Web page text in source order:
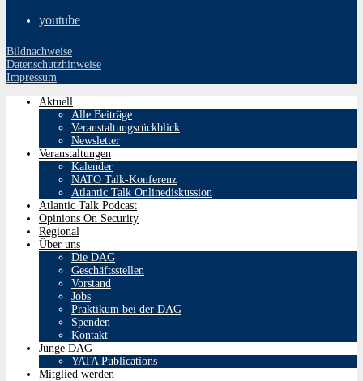
youtube
Bildnachweise
Datenschutzhinweise
Impressum
Aktuell
Alle Beiträge
Veranstaltungsrückblick
Newsletter
Veranstaltungen
Kalender
NATO Talk-Konferenz
Atlantic Talk Onlinediskussion
Atlantic Talk Podcast
Opinions On Security
Regional
Über uns
Die DAG
Geschäftsstellen
Vorstand
Jobs
Praktikum bei der DAG
Spenden
Kontakt
Junge DAG
YATA Publications
Mitglied werden